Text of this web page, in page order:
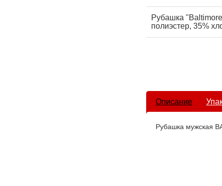
Рубашка
полиэстер, 35%
Описание
Рубашка мужская